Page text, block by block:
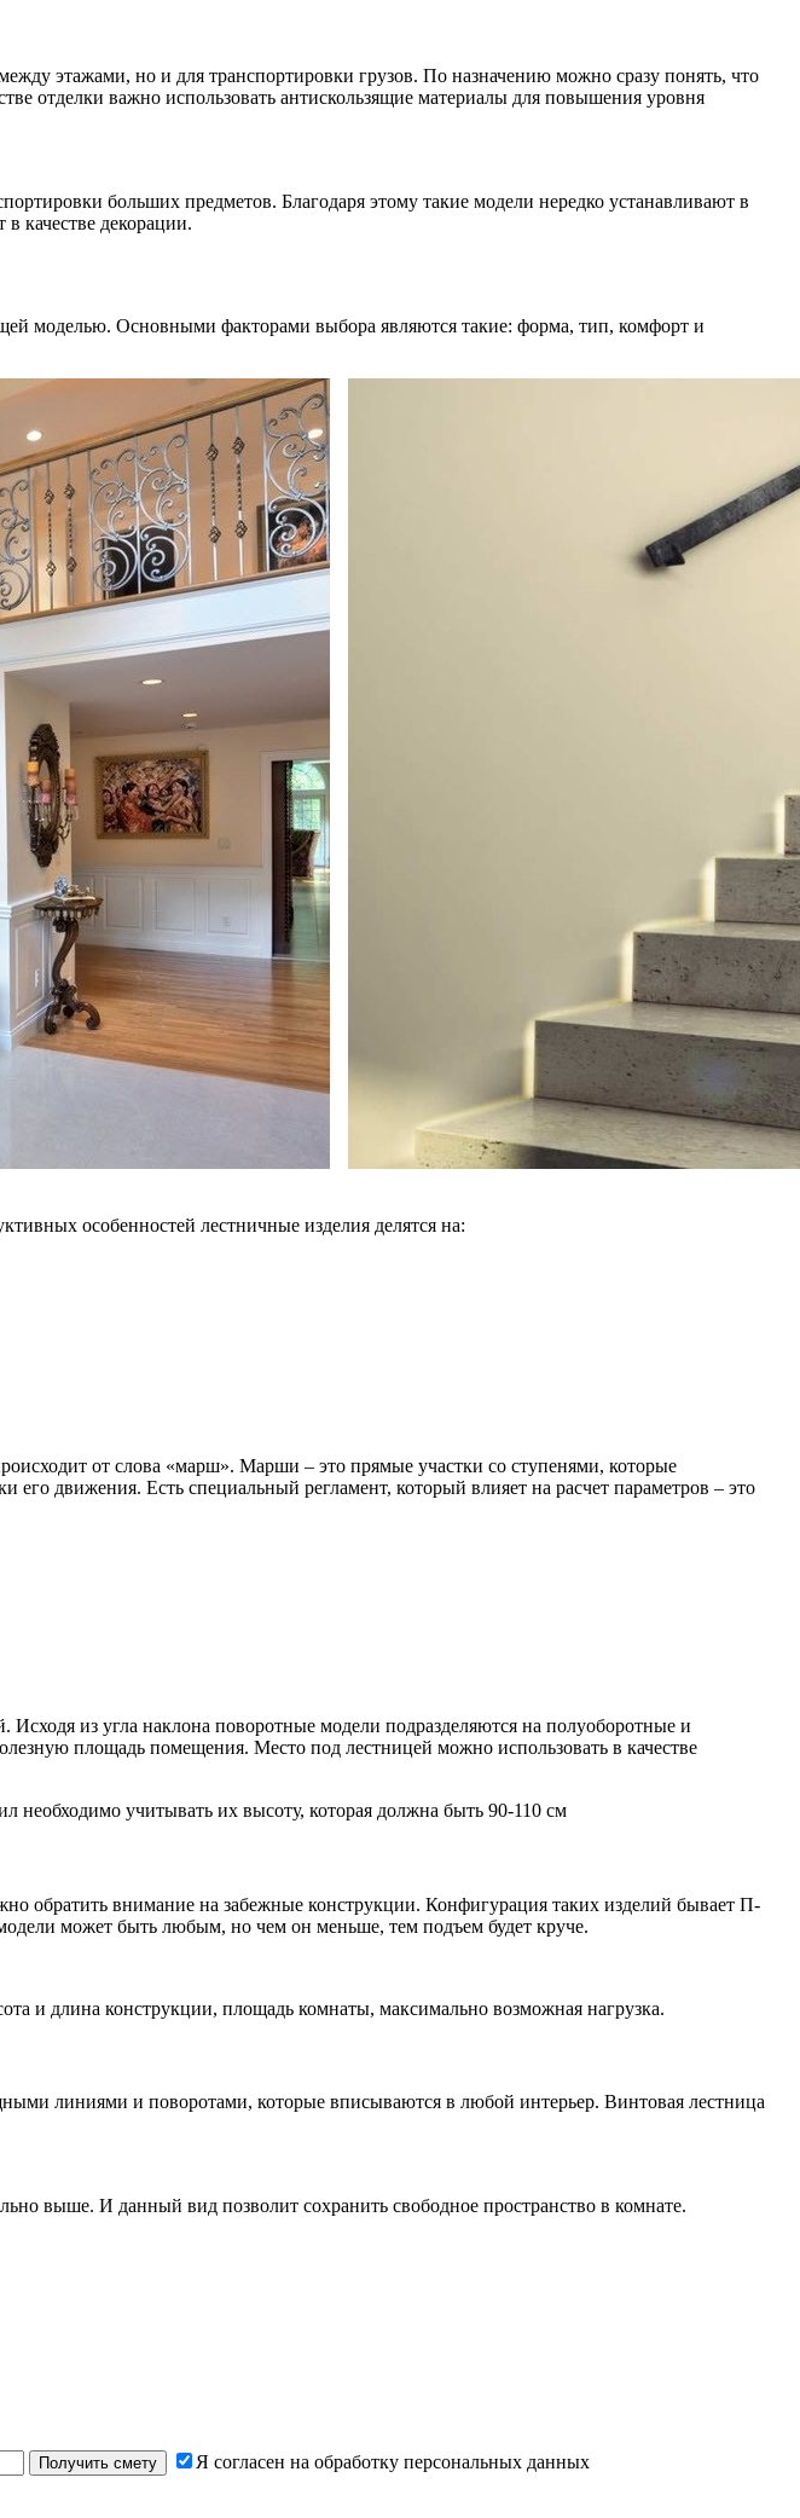
этажами, но и для транспортировки грузов. По назначению можно сразу понять, что
отделки важно использовать антискользящие материалы для повышения уровня
больших предметов. Благодаря этому такие модели нередко устанавливают в
качестве декорации.
моделью. Основными факторами выбора являются такие: форма, тип, комфорт и
особенностей лестничные изделия делятся на:
от слова «марш». Марши – это прямые участки со ступенями, которые
движения. Есть специальный регламент, который влияет на расчет параметров – это
Исходя из угла наклона поворотные модели подразделяются на полуоборотные и
площадь помещения. Место под лестницей можно использовать в качестве
необходимо учитывать их высоту, которая должна быть 90-110 см
обратить внимание на забежные конструкции. Конфигурация таких изделий бывает П-
может быть любым, но чем он меньше, тем подъем будет круче.
и длина конструкции, площадь комнаты, максимально возможная нагрузка.
линиями и поворотами, которые вписываются в любой интерьер. Винтовая лестница
выше. И данный вид позволит сохранить свободное пространство в комнате.
Я согласен на обработку персональных данных